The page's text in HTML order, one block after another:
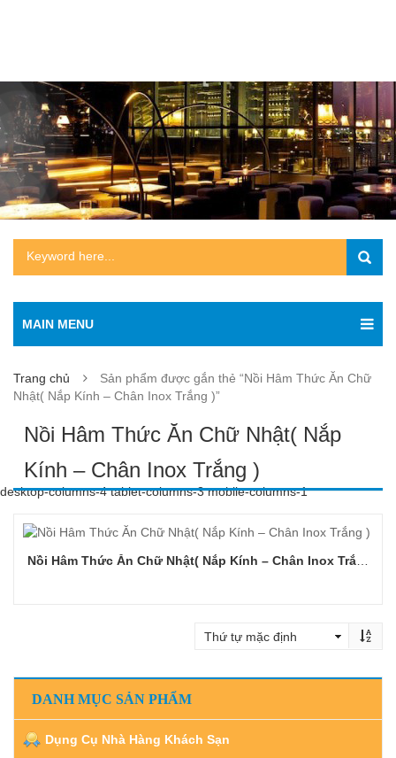
MAIN MENU
Trang chủ
Sản phẩm được gắn thẻ “Nồi Hâm Thức Ăn Chữ
Nhật( Nắp Kính – Chân Inox Trắng )”
Nồi Hâm Thức Ăn Chữ Nhật( Nắp
Kính – Chân Inox Trắng )
desktop-columns-4 tablet-columns-3 mobile-columns-1
DANH MỤC SẢN PHẨM
Dụng Cụ Nhà Hàng Khách Sạn